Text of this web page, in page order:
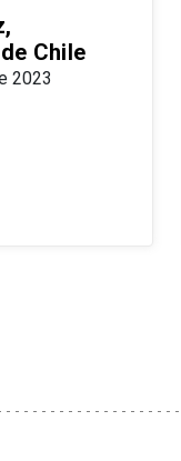
Chile
2023